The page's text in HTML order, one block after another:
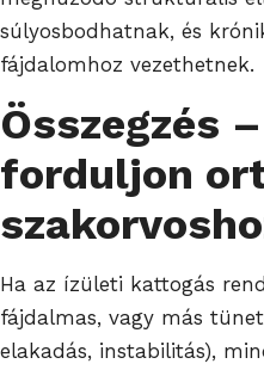
súlyosbodhatnak, és
fájdalomhoz vezethetnek.
Összegzés
forduljon
Ha az ízületi kattogás
fájdalmas, vagy más
elakadás, instabilitás),